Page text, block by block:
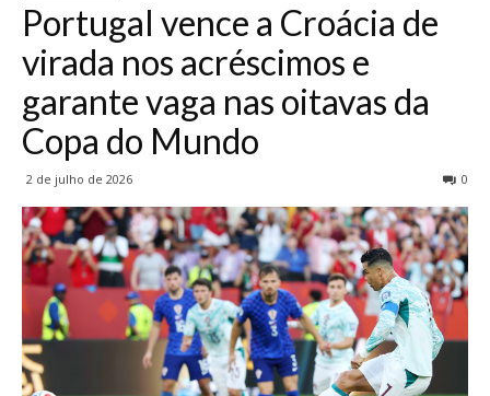
Portugal vence a Croácia de
virada nos acréscimos e
garante vaga nas oitavas da
Copa do Mundo
2 de julho de 2026 0